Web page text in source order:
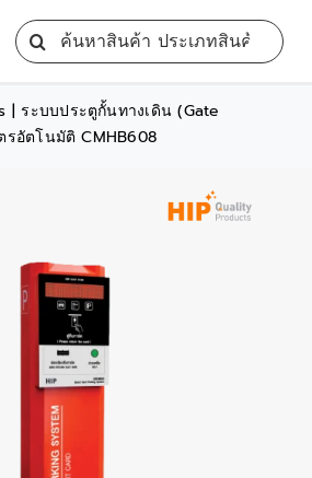
Search
for:
|ระบบประตูกั้นทางเดิน (Gate
รอัตโนมัติ CMHB608